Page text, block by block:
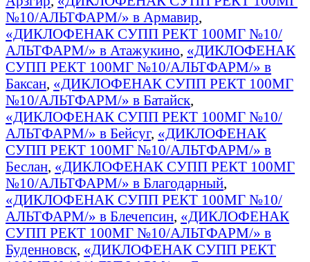
№10/АЛЬТФАРМ/» в Армавир,
«ДИКЛОФЕНАК СУПП РЕКТ 100МГ №10/
АЛЬТФАРМ/» в Атажукино, «ДИКЛОФЕНАК
СУПП РЕКТ 100МГ №10/АЛЬТФАРМ/» в
Баксан, «ДИКЛОФЕНАК СУПП РЕКТ 100МГ
№10/АЛЬТФАРМ/» в Батайск,
«ДИКЛОФЕНАК СУПП РЕКТ 100МГ №10/
АЛЬТФАРМ/» в Бейсуг, «ДИКЛОФЕНАК
СУПП РЕКТ 100МГ №10/АЛЬТФАРМ/» в
Беслан, «ДИКЛОФЕНАК СУПП РЕКТ 100МГ
№10/АЛЬТФАРМ/» в Благодарный,
«ДИКЛОФЕНАК СУПП РЕКТ 100МГ №10/
АЛЬТФАРМ/» в Блечепсин, «ДИКЛОФЕНАК
СУПП РЕКТ 100МГ №10/АЛЬТФАРМ/» в
Буденновск, «ДИКЛОФЕНАК СУПП РЕКТ